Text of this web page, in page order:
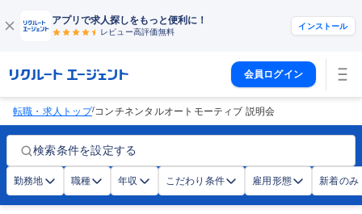
アプリで求人探しをもっと便利に！
レビュー高評価無料
インストール
会員ログイン
転職・求人トップ/コンチネンタルオートモーティブ 説明会
検索条件を設定する
勤務地 職種 年収 こだわり条件 雇用形態 新着のみ